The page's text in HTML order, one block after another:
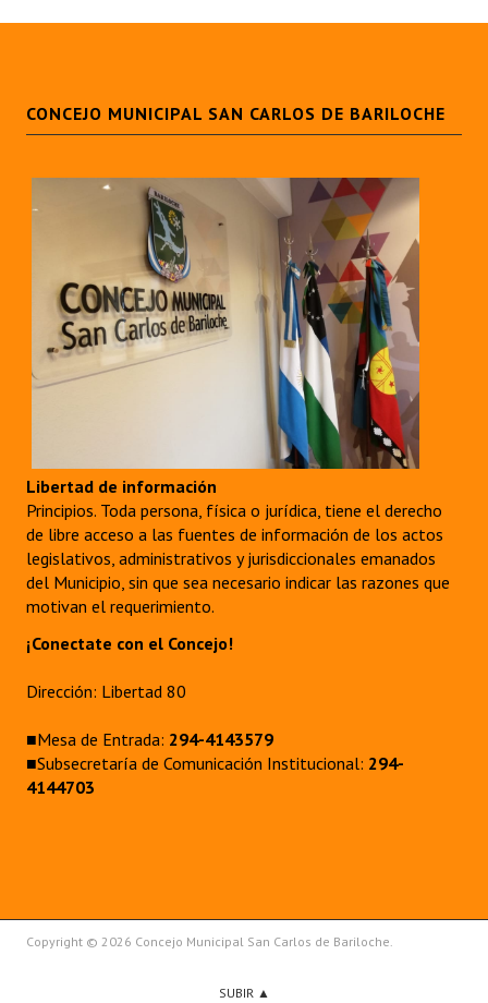
Reconocimientos - Registro
Bariloche, Municipio intercultural
Entrega de distinciones
REFORMA DE LA CARTA ORGÁNICA
CONCEJO MUNICIPAL SAN CARLOS DE BARILOCHE
Libertad de información
Principios. Toda persona, física o jurídica, tiene el derecho
de libre acceso a las fuentes de información de los actos
legislativos, administrativos y jurisdiccionales emanados
del Municipio, sin que sea necesario indicar las razones que
motivan el requerimiento.
¡Conectate con el Concejo!
Dirección: Libertad 80
■Mesa de Entrada: 294-4143579
■Subsecretaría de Comunicación Institucional: 294-
4144703
Copyright © 2026 Concejo Municipal San Carlos de Bariloche.
SUBIR ▲